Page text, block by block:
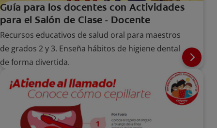
Guía para los docentes con Actividades
para el Salón de Clase - Docente
Recursos educativos de salud oral para maestros
de grados 2 y 3. Enseña hábitos de higiene dental
de forma divertida.